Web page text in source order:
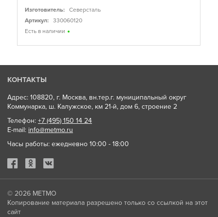
Изготовитель:
Северсталь
Артикул:
330060120
Есть в наличии
КОНТАКТЫ
Адрес: 108820, г. Москва, вн.тер.г. муниципальный округ
Коммунарка, ш. Калужское, км 21-й, дом 6, строение 2
Телефон: +7 (495) 150 14 24
E-mail: info@metmo.ru
Часы работы: ежедневно 10:00 - 18:00
© 2026 МЕТМО
Копирование материала разрешено только со ссылкой на этот
сайт